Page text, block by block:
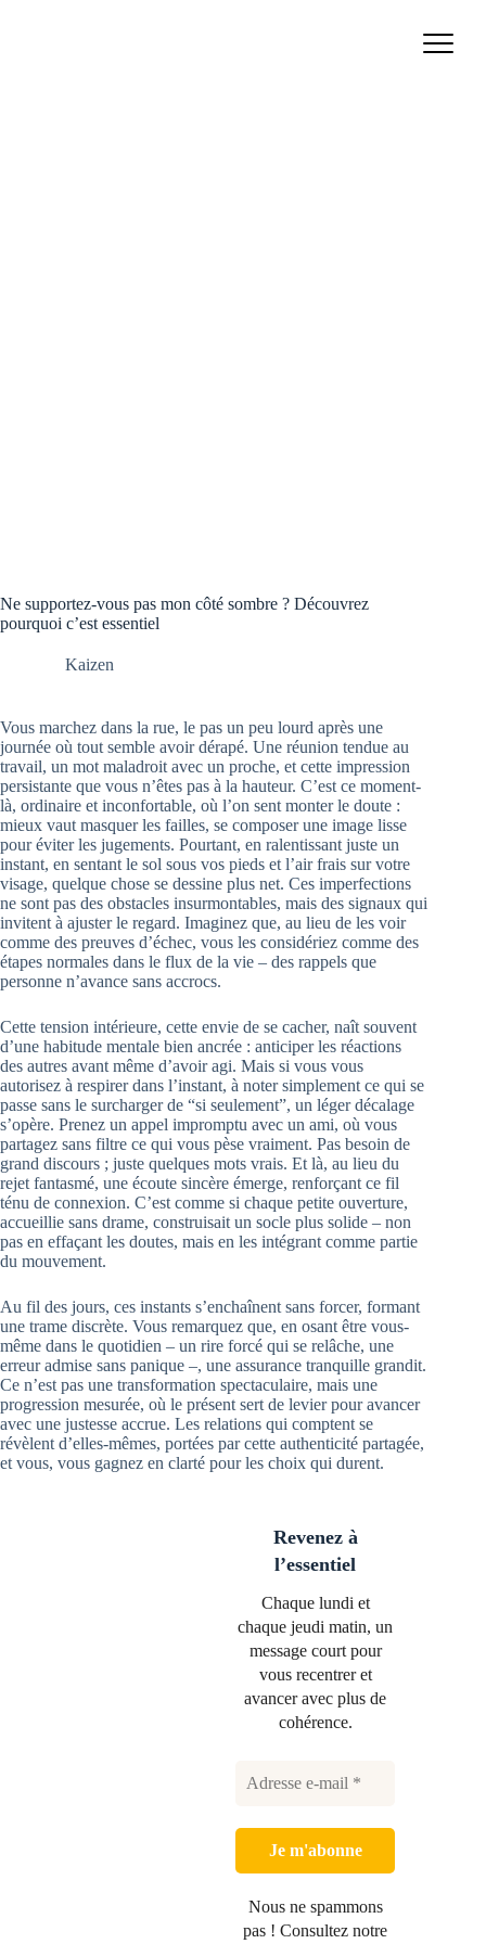
Ne supportez-vous pas mon côté sombre ? Découvrez
pourquoi c’est essentiel
Kaizen
Vous marchez dans la rue, le pas un peu lourd après une
journée où tout semble avoir dérapé. Une réunion tendue au
travail, un mot maladroit avec un proche, et cette impression
persistante que vous n’êtes pas à la hauteur. C’est ce moment-
là, ordinaire et inconfortable, où l’on sent monter le doute :
mieux vaut masquer les failles, se composer une image lisse
pour éviter les jugements. Pourtant, en ralentissant juste un
instant, en sentant le sol sous vos pieds et l’air frais sur votre
visage, quelque chose se dessine plus net. Ces imperfections
ne sont pas des obstacles insurmontables, mais des signaux qui
invitent à ajuster le regard. Imaginez que, au lieu de les voir
comme des preuves d’échec, vous les considériez comme des
étapes normales dans le flux de la vie – des rappels que
personne n’avance sans accrocs.
Cette tension intérieure, cette envie de se cacher, naît souvent
d’une habitude mentale bien ancrée : anticiper les réactions
des autres avant même d’avoir agi. Mais si vous vous
autorisez à respirer dans l’instant, à noter simplement ce qui se
passe sans le surcharger de “si seulement”, un léger décalage
s’opère. Prenez un appel impromptu avec un ami, où vous
partagez sans filtre ce qui vous pèse vraiment. Pas besoin de
grand discours ; juste quelques mots vrais. Et là, au lieu du
rejet fantasmé, une écoute sincère émerge, renforçant ce fil
ténu de connexion. C’est comme si chaque petite ouverture,
accueillie sans drame, construisait un socle plus solide – non
pas en effaçant les doutes, mais en les intégrant comme partie
du mouvement.
Au fil des jours, ces instants s’enchaînent sans forcer, formant
une trame discrète. Vous remarquez que, en osant être vous-
même dans le quotidien – un rire forcé qui se relâche, une
erreur admise sans panique –, une assurance tranquille grandit.
Ce n’est pas une transformation spectaculaire, mais une
progression mesurée, où le présent sert de levier pour avancer
avec une justesse accrue. Les relations qui comptent se
révèlent d’elles-mêmes, portées par cette authenticité partagée,
et vous, vous gagnez en clarté pour les choix qui durent.
Revenez à
l’essentiel
Chaque lundi et
chaque jeudi matin, un
message court pour
vous recentrer et
avancer avec plus de
cohérence.
Nous ne spammons
pas ! Consultez notre